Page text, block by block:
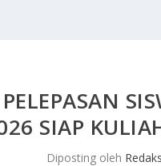
SIAP
Diposting oleh